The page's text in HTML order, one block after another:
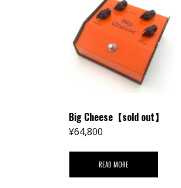
Big Cheese【sold out】
¥64,800
READ MORE